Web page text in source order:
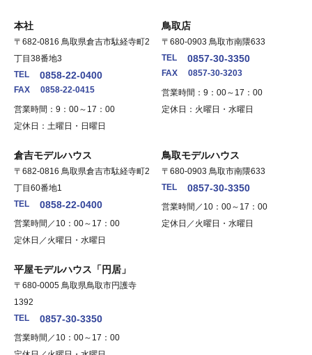
本社
〒682-0816 鳥取県倉吉市駄経寺町2
丁目38番地3
TEL
0858-22-0400
FAX
0858-22-0415
営業時間：9：00～17：00
定休日：土曜日・日曜日
鳥取店
〒680-0903 鳥取市南隈633
TEL
0857-30-3350
FAX
0857-30-3203
営業時間：9：00～17：00
定休日：火曜日・水曜日
倉吉モデルハウス
〒682-0816 鳥取県倉吉市駄経寺町2
丁目60番地1
TEL
0858-22-0400
営業時間／10：00～17：00
定休日／火曜日・水曜日
鳥取モデルハウス
〒680-0903 鳥取市南隈633
TEL
0857-30-3350
営業時間／10：00～17：00
定休日／火曜日・水曜日
平屋モデルハウス「円居」
〒680-0005 鳥取県鳥取市円護寺
1392
TEL
0857-30-3350
営業時間／10：00～17：00